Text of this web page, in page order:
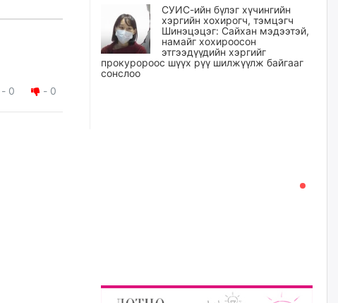
- 0 - 0
СУИС-ийн бүлэг хүчингийн
хэргийн хохирогч, тэмцэгч
Шинэцэцэг: Сайхан мэдээтэй,
намайг хохироосон
этгээдүүдийн хэргийг
прокуророос шүүх рүү шилжүүлж байгааг
сонслоо